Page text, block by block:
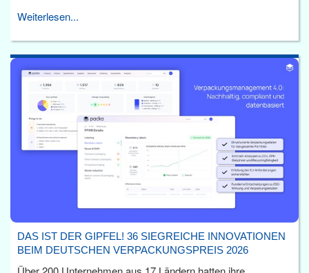
Weiterlesen...
DAS IST DER GIPFEL! 36 SIEGREICHE INNOVATIONEN
BEIM DEUTSCHEN VERPACKUNGSPREIS 2026